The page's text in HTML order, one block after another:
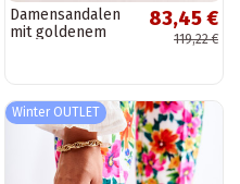
Damensandalen
mit goldenem
83,45 €
119,22 €
Winter OUTLET